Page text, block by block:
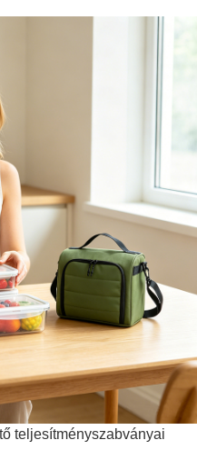
teljesítményszabványai